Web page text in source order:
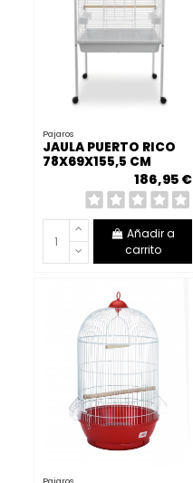
Pajaros
JAULA PUERTO RICO
78X69X155,5 CM
186,95 €
Añadir a
carrito